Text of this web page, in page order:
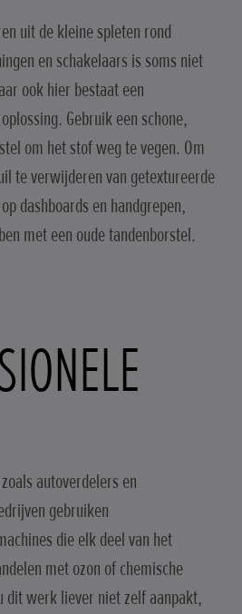
uit de kleine spleten rond
en schakelaars is soms niet
ook hier bestaat een
Gebruik een schone,
om het stof weg te vegen. Om
te verwijderen van getextureerde
dashboards en handgrepen,
met een oude tandenborstel.
autoverdelers en
gebruiken
die elk deel van het
met ozon of chemische
dit werk liever niet zelf aanpakt,